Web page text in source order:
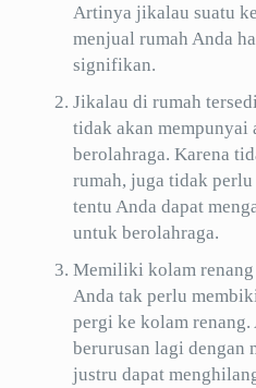
Artinya jikalau suatu
menjual rumah Anda
signifikan.
Jikalau di rumah
tidak akan
berolahraga. Karena
rumah, juga tidak
tentu Anda dapat
untuk berolahraga.
Memiliki kolam
Anda tak perlu
pergi ke kolam
berurusan lagi dengan
justru dapat